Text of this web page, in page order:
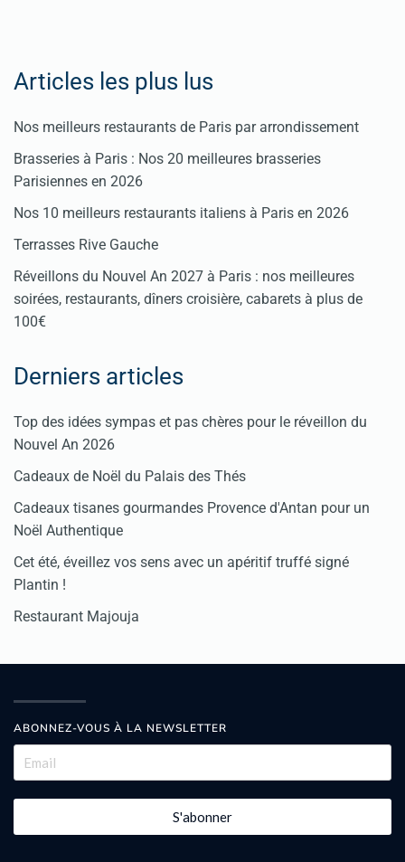
Articles les plus lus
Nos meilleurs restaurants de Paris par arrondissement
Brasseries à Paris : Nos 20 meilleures brasseries
Parisiennes en 2026
Nos 10 meilleurs restaurants italiens à Paris en 2026
Terrasses Rive Gauche
Réveillons du Nouvel An 2027 à Paris : nos meilleures
soirées, restaurants, dîners croisière, cabarets à plus de
100€
Derniers articles
Top des idées sympas et pas chères pour le réveillon du
Nouvel An 2026
Cadeaux de Noël du Palais des Thés
Cadeaux tisanes gourmandes Provence d'Antan pour un
Noël Authentique
Cet été, éveillez vos sens avec un apéritif truffé signé
Plantin !
Restaurant Majouja
ABONNEZ-VOUS À LA NEWSLETTER
S'abonner